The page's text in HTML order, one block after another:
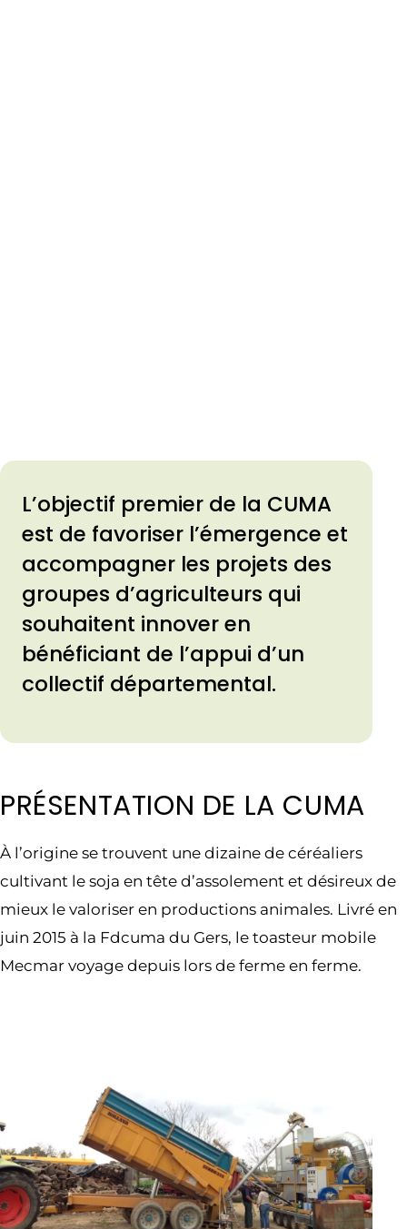
L’objectif premier de la CUMA
est de favoriser l’émergence et
accompagner les projets des
groupes d’agriculteurs qui
souhaitent innover en
bénéficiant de l’appui d’un
collectif départemental.
PRÉSENTATION DE LA CUMA
À l’origine se trouvent une dizaine de céréaliers
cultivant le soja en tête d’assolement et désireux de
mieux le valoriser en productions animales. Livré en
juin 2015 à la Fdcuma du Gers, le toasteur mobile
Mecmar voyage depuis lors de ferme en ferme.